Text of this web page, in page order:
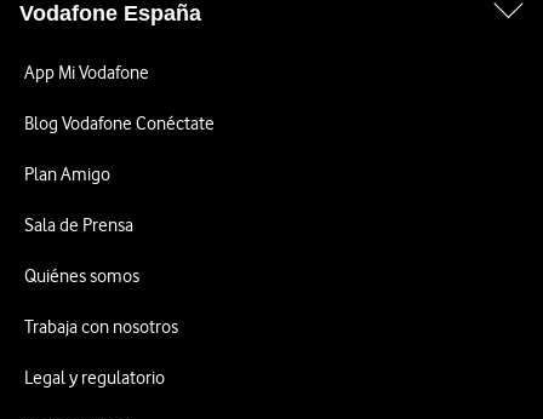
Vodafone España
App Mi Vodafone
Blog Vodafone Conéctate
Plan Amigo
Sala de Prensa
Quiénes somos
Trabaja con nosotros
Legal y regulatorio